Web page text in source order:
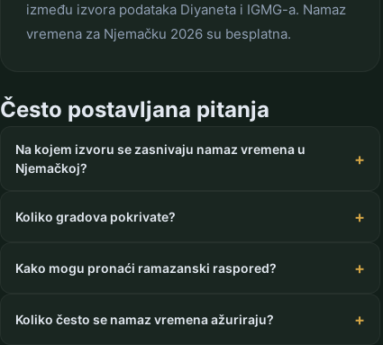
između izvora podataka Diyaneta i IGMG-a. Namaz
vremena za Njemačku 2026 su besplatna.
Često postavljana pitanja
Na kojem izvoru se zasnivaju namaz vremena u
Njemačkoj?
Koliko gradova pokrivate?
Kako mogu pronaći ramazanski raspored?
Koliko često se namaz vremena ažuriraju?